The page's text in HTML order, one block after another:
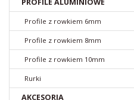
PROFILE ALUMINIOWE
Profile z rowkiem 6mm
Profile z rowkiem 8mm
Profile z rowkiem 10mm
Rurki
AKCESORIA